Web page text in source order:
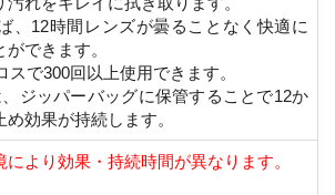
、12時間レンズが曇ることなく快適に
できます。
スで300回以上使用できます。
ジッパーバッグに保管することで12か
め効果が持続します。
より効果・持続時間が異なります。